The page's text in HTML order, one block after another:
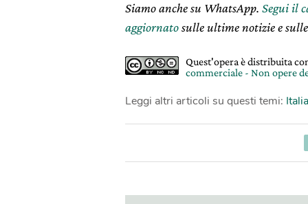
Siamo anche su WhatsApp. Segui il
aggiornatosulle ultime notizie e
Quest'opera è distribuita
commerciale - Non opere
Leggi altri articoli su questi temi: Italia